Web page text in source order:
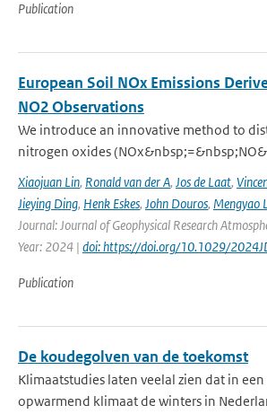
Publication
European Soil NOx Emissions
NO2 Observations
We introduce an innovative method to
nitrogen oxides
Xiaojuan Lin, Ronald van der A, Jos de Laat,
Jieying Ding, Henk Eskes, John Douros, Mengyao
Journal: Journal of Geophysical Research
Year: 2024 | doi: https://doi.org/10.1029/
Publication
De koudegolven van de toekomst
Klimaatstudies laten veelal zien dat in
opwarmend klimaat de winters in